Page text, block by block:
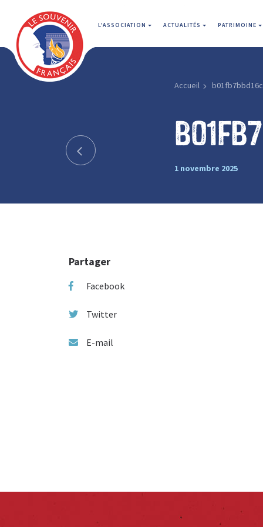
L'ASSOCIATION ACTUALITÉS PATRIMOINE
Accueil
1 novembre 2025
Partager
Facebook
Twitter
E-mail